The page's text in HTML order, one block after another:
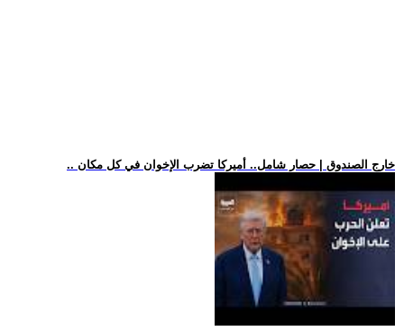
.. خارج الصندوق | حصار شامل.. أميركا تضرب الإخوان في كل مكان